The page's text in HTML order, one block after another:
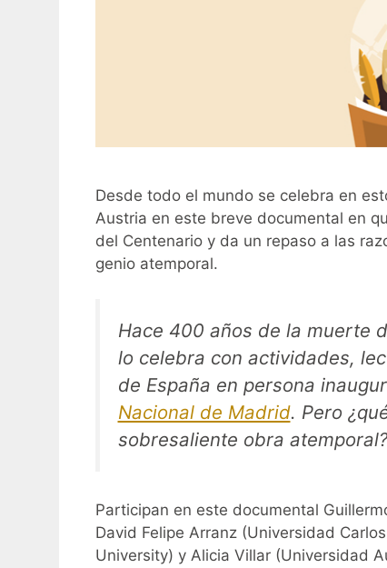
Desde todo el mundo se celebra en
Austria en este breve documental en
del Centenario y da un repaso a las
genio atemporal.
Hace 400 años de la muerte
lo celebra con actividades,
de España en persona
Nacional de Madrid. Pero
sobresaliente obra atemporal?
Participan en este documental
David Felipe Arranz (Universidad
University) y Alicia Villar (Universidad